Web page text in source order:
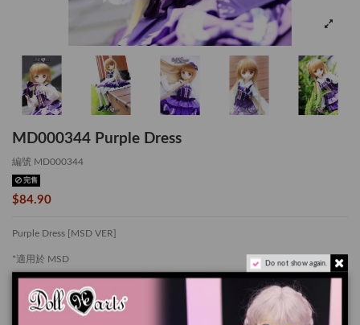
MD000344 Purple Dress
編號 MD000344
完售
$84.90
Purple Dress [MSD VER]
*適用於 MSD
套裝包括 6 件產品:
上衣 x 1 件
裙子 x 1 件
Do not show again.